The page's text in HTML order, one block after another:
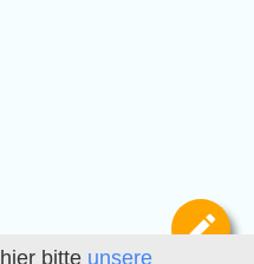
bitte unsere